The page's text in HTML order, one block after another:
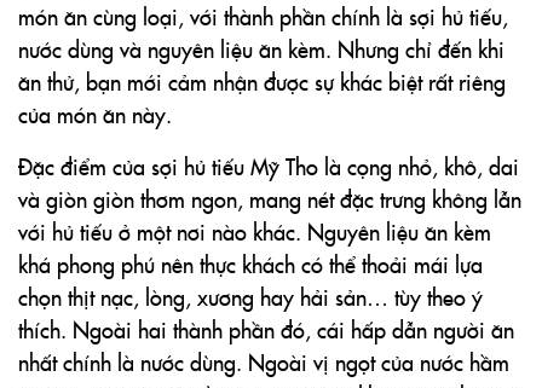
món ăn cùng loại, với thành phần chính là sợi hủ tiếu,
nước dùng và nguyên liệu ăn kèm. Nhưng chỉ đến khi
ăn thử, bạn mới cảm nhận được sự khác biệt rất riêng
của món ăn này.
Đặc điểm của sợi hủ tiếu Mỹ Tho là cọng nhỏ, khô, dai
và giòn giòn thơm ngon, mang nét đặc trưng không lẫn
với hủ tiếu ở một nơi nào khác. Nguyên liệu ăn kèm
khá phong phú nên thực khách có thể thoải mái lựa
chọn thịt nạc, lòng, xương hay hải sản… tùy theo ý
thích. Ngoài hai thành phần đó, cái hấp dẫn người ăn
nhất chính là nước dùng. Ngoài vị ngọt của nước hầm